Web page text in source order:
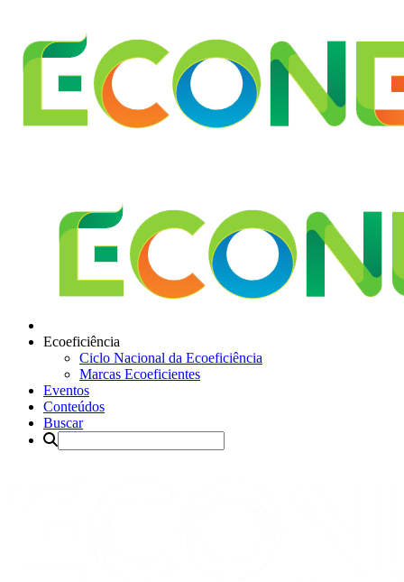
Ecoeficiência
Ciclo Nacional da Ecoeficiência
Marcas Ecoeficientes
Eventos
Conteúdos
Buscar